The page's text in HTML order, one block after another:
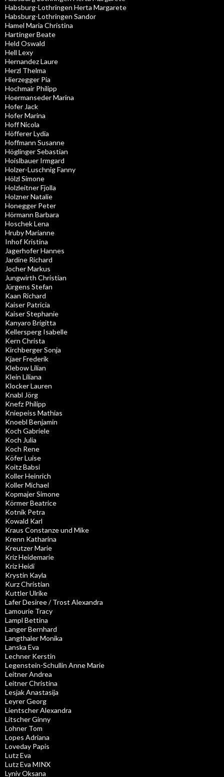
Habsburg-Lothringen Herta Margarete
Habsburg-Lothringen Sandor
Hamel Maria Christina
Hartinger Beate
Held Oswald
Hell Lexy
Hernandez Laure
Herzl Thelma
Hierzegger Pia
Hochmair Philipp
Hoermanseder Marina
Hofer Jack
Hofer Marina
Hoff Nicola
Höfferer Lydia
Hoffmann Susanne
Höglinger Sebastian
Hoislbauer Irmgard
Holzer-Luschnig Fanny
Hölzl Simone
Holzleitner Fjolla
Holzner Natalie
Honegger Peter
Hörmann Barbara
Hoschek Lena
Hruby Marianne
Inhof Kristina
Jagerhofer Hannes
Jardine Richard
Jocher Markus
Jungwirth Christian
Jürgens Stefan
Kaan Richard
Kaiser Patricia
Kaiser Stephanie
Kanyaro Brigitta
Kellersperg Isabelle
Kern Christa
Kirchberger Sonja
Kjaer Frederik
Klebow Lilian
Klein Liliana
Klocker Lauren
Knabl Jörg
Knefz Philipp
Kniepeiss Mathias
Knoebl Benjamin
Koch Gabriele
Koch Julia
Koch Rene
Köfer Luise
Koitz Babsi
Koller Heinrich
Koller Michael
Kopmajer Simone
Körmer Beatrice
Kotnik Petra
Kowald Karl
Kraus Constanze und Mike
Krenn Katharina
Kreutzer Marie
Kriz Heidemarie
Kriz Heidi
Krystin Kayla
Kurz Christian
Kuttler Ulrike
Lafer Desiree / Trost Alexandra
Lamourie Tracy
Lampl Bettina
Langer Bernhard
Langthaler Monika
Lanska Eva
Lechner Kerstin
Legenstein-Schullin Anne Marie
Leitner Andrea
Leitner Christina
Lesjak Anastasija
Leyrer Georg
Lientscher Alexandra
Litscher Ginny
Lohner Tom
Lopes Adriana
Loveday Papis
Lutz Eva
Lutz Eva MINX
Lyniv Oksana